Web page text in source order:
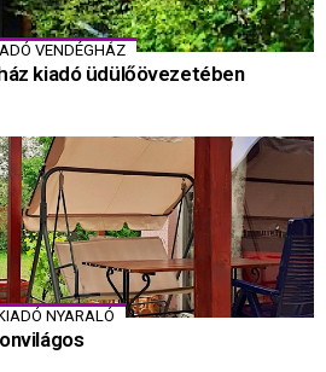
VENDÉGHÁZ
kiadó üdülőövezetében
NYARALÓ